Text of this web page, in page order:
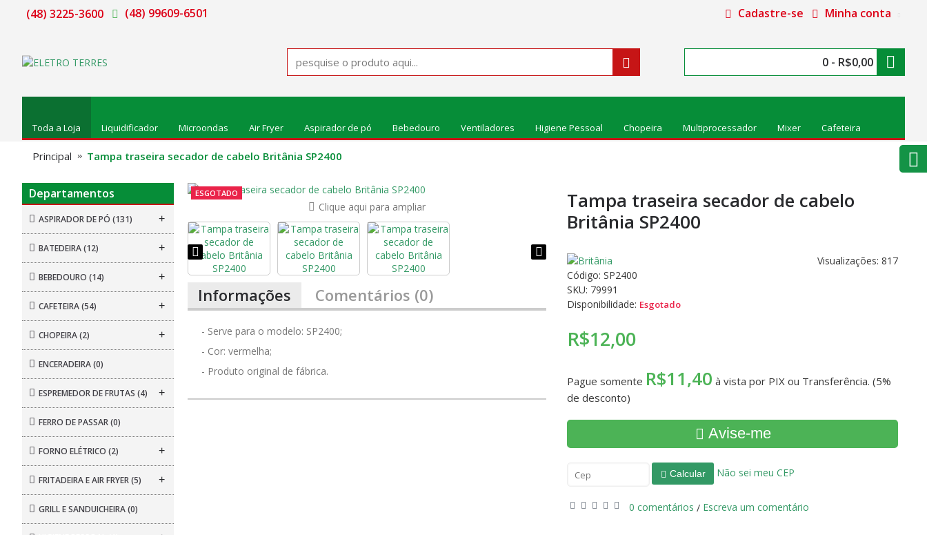
(48) 3225-3600 (48) 99609-6501 Cadastre-se Minha conta
0 - R$0,00
Toda a Loja Liquidificador Microondas Air Fryer Aspirador de pó Bebedouro Ventiladores Higiene Pessoal Chopeira Multiprocessador Mixer Cafeteira
Principal Tampa traseira secador de cabelo Britânia SP2400
Departamentos
ASPIRADOR DE PÓ (131) +
BATEDEIRA(12) +
BEBEDOURO (14) +
CAFETEIRA(54) +
CHOPEIRA(2) +
ENCERADEIRA(0)
ESPREMEDOR DE FRUTAS (4) +
FERRO DE PASSAR(0)
FORNO ELÉTRICO (2) +
FRITADEIRA E AIR FRYER(5) +
GRILL E SANDUICHEIRA(0)
ESGOTADO
Clique aqui para ampliar
Informações Comentários (0)
- Serve para o modelo: SP2400;
- Cor: vermelha;
- Produto original de fábrica.
Tampa traseira secador de cabelo
Britânia SP2400
Visualizações: 817
Código: SP2400
SKU: 79991
Disponibilidade: Esgotado
R$12,00
Pague somente R$11,40 à vista por PIX ou Transferência. (5%
de desconto)
Avise-me
Calcular Não sei meu CEP
0 comentários / Escreva um comentário